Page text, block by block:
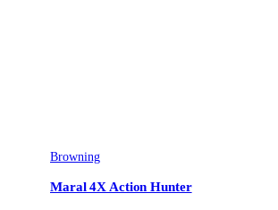
Browning
Maral 4X Action Hunter